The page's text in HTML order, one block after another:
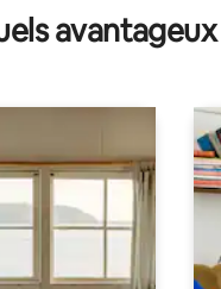
avantageux